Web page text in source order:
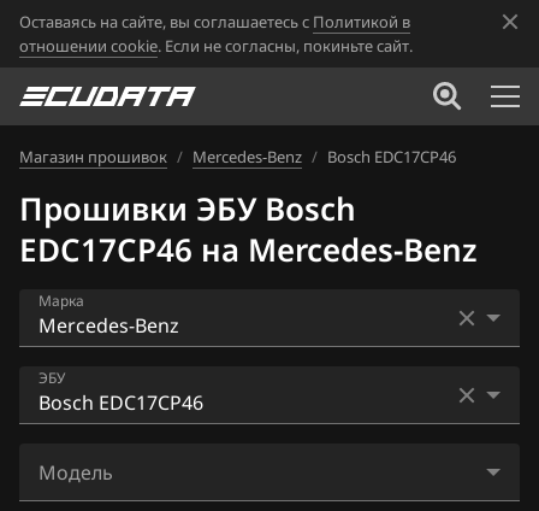
Оставаясь на сайте, вы соглашаетесь с Политикой в
отношении cookie. Если не согласны, покиньте сайт.
Магазин прошивок / Mercedes-Benz / Bosch EDC17CP46
Прошивки ЭБУ Bosch
EDC17CP46 на Mercedes-Benz
Марка
Acura
Alfa Romeo
ATLAS
ЭБУ
Bosch EDC17C66
Модель